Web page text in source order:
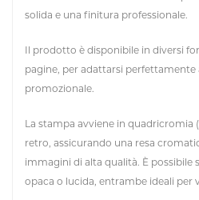
solida e una finitura professionale.
Il prodotto è disponibile in diversi
pagine , per adattarsi
promozionale.
La stampa avviene in quadricromia
retro , assicurando una resa
immagini di alta qualità. È possibile
opaca o lucida , entrambe ideali per